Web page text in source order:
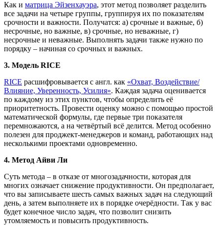
Как и матрица Эйзенхауэра, этот метод позволяет разделить
все задачи на четыре группы, группируя их по показателям
срочности и важности. Получатся: а) срочные и важные, б)
несрочные, но важные, в) срочные, но неважные, г)
несрочные и неважные. Выполнять задачи также нужно по
порядку – начиная со срочных и важных.
3. Модель RICE
RICE расшифровывается с англ. как «Охват, Воздействие/
Влияние, Уверенность, Усилия». Каждая задача оценивается
по каждому из этих пунктов, чтобы определить её
приоритетность. Провести оценку можно с помощью простой
математической формулы, где первые три показателя
перемножаются, а на четвёртый всё делится. Метод особенно
полезен для проджект-менеджеров и команд, работающих над
несколькими проектами одновременно.
4. Метод Айви Ли
Суть метода – в отказе от многозадачности, которая для
многих означает снижение продуктивности. Он предполагает,
что вы записываете шесть самых важных задач на следующий
день, а затем выполняете их в порядке очерёдности. Так у вас
будет конечное число задач, что позволит снизить
утомляемость и повысить продуктивность.